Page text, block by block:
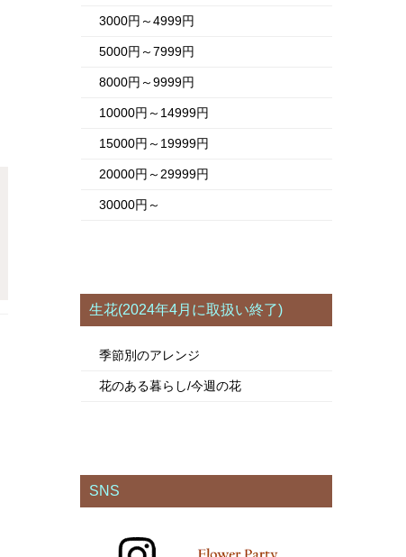
3000円～4999円
5000円～7999円
8000円～9999円
10000円～14999円
15000円～19999円
20000円～29999円
30000円～
生花(2024年4月に取扱い終了)
季節別のアレンジ
花のある暮らし/今週の花
SNS